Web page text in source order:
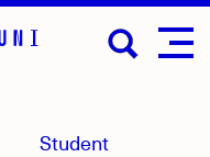
Student